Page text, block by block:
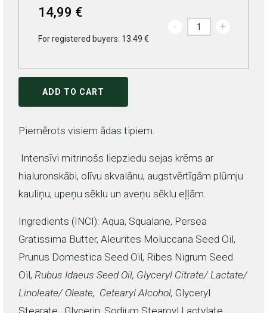
14,99 €
For registered buyers: 13.49 €
- +
ADD TO CART
Piemērots visiem ādas tipiem.
Intensīvi mitrinošs liepziedu sejas krēms ar
hialuronskābi, olīvu skvalānu, augstvērtīgām plūmju
kauliņu, upeņu sēklu un aveņu sēklu eļļām.
Ingredients (INCI): Aqua, Squalane, Persea
Gratissima Butter, Aleurites Moluccana Seed Oil,
Prunus Domestica Seed Oil, Ribes Nigrum Seed
Oil, Rubus Idaeus Seed Oil, Glyceryl Citrate/ Lactate/
Linoleate/ Oleate, Cetearyl Alcohol, Glyceryl